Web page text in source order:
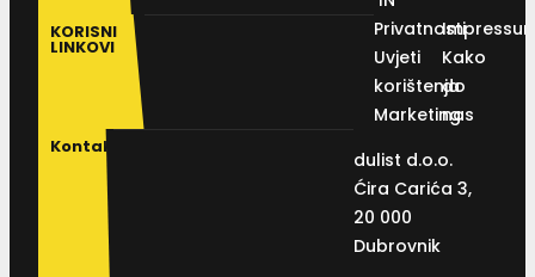
KORISNI
LINKOVI
Privatnosti
Uvjeti
korištenja
Marketing
Kako
do
nas
Kontakt
dulist d.o.o.
Ćira Carića 3,
20 000
Dubrovnik